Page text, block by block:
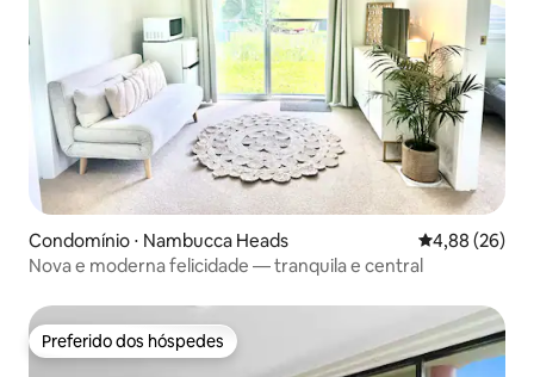
Condomínio ⋅ Nambucca Heads 4,88 de uma
4,88 (26)
Nova e moderna felicidade — tranquila e central
Preferido dos hóspedes
Preferido dos hóspedes